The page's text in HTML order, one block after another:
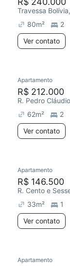
Travessa
80m² 2
Ver contato
Apartamento
R$ 212.000
R. Pedro
62m² 2
Ver contato
Apartamento
R$ 146.500
R. Cento e
33m²
1
Ver contato
Apartamento